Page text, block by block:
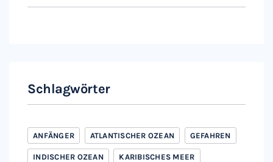
Schlagwörter
ANFÄNGER ATLANTISCHER OZEAN GEFAHREN
INDISCHER OZEAN KARIBISCHES MEER